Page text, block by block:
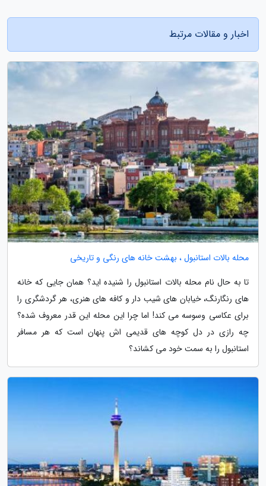
اخبار و مقالات مرتبط
محله بالات استانبول ، بهشت خانه های رنگی و تاریخی
تا به حال نام محله بالات استانبول را شنیده اید؟ همان جایی که خانه
های رنگارنگ، خیابان های شیب دار و کافه های هنری، هر گردشگری را
برای عکاسی وسوسه می کند! اما چرا این محله این قدر معروف شده؟
چه رازی در دل کوچه های قدیمی اش پنهان است که هر مسافر
استانبول را به سمت خود می کشاند؟